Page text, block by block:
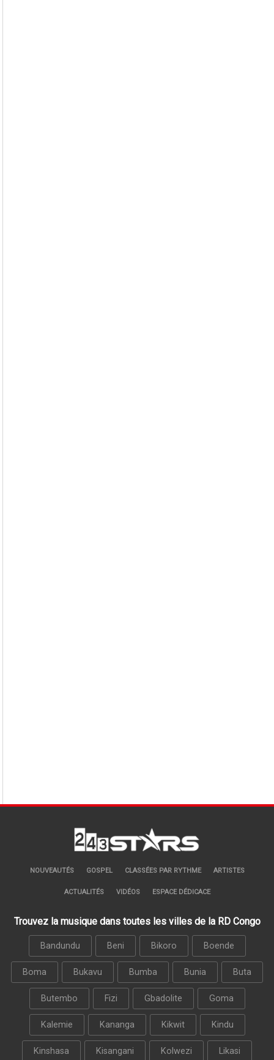
NOUVEAUTÉS GOSPEL CLASSÉES PAR RYTHME ARTISTES
ACTUALITÉS VIDÉOS ESPACE DÉDICACE
Trouvez la musique dans toutes les villes de la RD Congo
Bandundu Beni Bikoro Boende
Boma Bukavu Bumba Bunia Buta
Butembo Fizi Gbadolite Goma
Kalemie Kananga Kikwit Kindu
Kinshasa Kisangani Kolwezi Likasi